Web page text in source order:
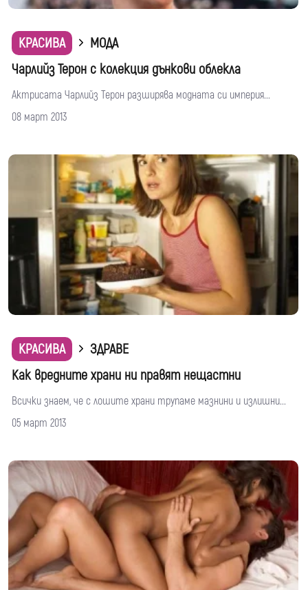
КРАСИВА
МОДА
Чарлийз Терон с колекция дънкови облекла
Актрисата Чарлийз Терон разширява модната си империя...
08 март 2013
КРАСИВА
ЗДРАВЕ
Как вредните храни ни правят нещастни
Всички знаем, че с лошите храни трупаме мазнини и излишни...
05 март 2013